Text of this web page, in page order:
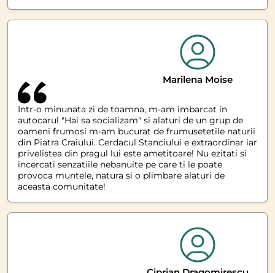
Marilena Moise
Intr-o minunata zi de toamna, m-am imbarcat in
autocarul "Hai sa socializam" si alaturi de un grup de
oameni frumosi m-am bucurat de frumusetetile naturii
din Piatra Craiului. Cerdacul Stanciului e extraordinar iar
privelistea din pragul lui este ametitoare! Nu ezitati si
incercati senzatiile nebanuite pe care ti le poate
provoca muntele, natura si o plimbare alaturi de
aceasta comunitate!